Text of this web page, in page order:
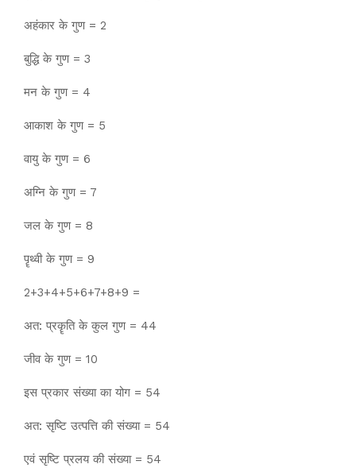
अहंकार के गुण = 2
बुद्धि के गुण = 3
मन के गुण = 4
आकाश के गुण = 5
वायु के गुण = 6
अग्नि के गुण = 7
जल के गुण = 8
पॄथ्वी के गुण = 9
2+3+4+5+6+7+8+9 =
अत: प्रकॄति के कुल गुण = 44
जीव के गुण = 10
इस प्रकार संख्या का योग = 54
अत: सृष्टि उत्पत्ति की संख्या = 54
एवं सृष्टि प्रलय की संख्या = 54